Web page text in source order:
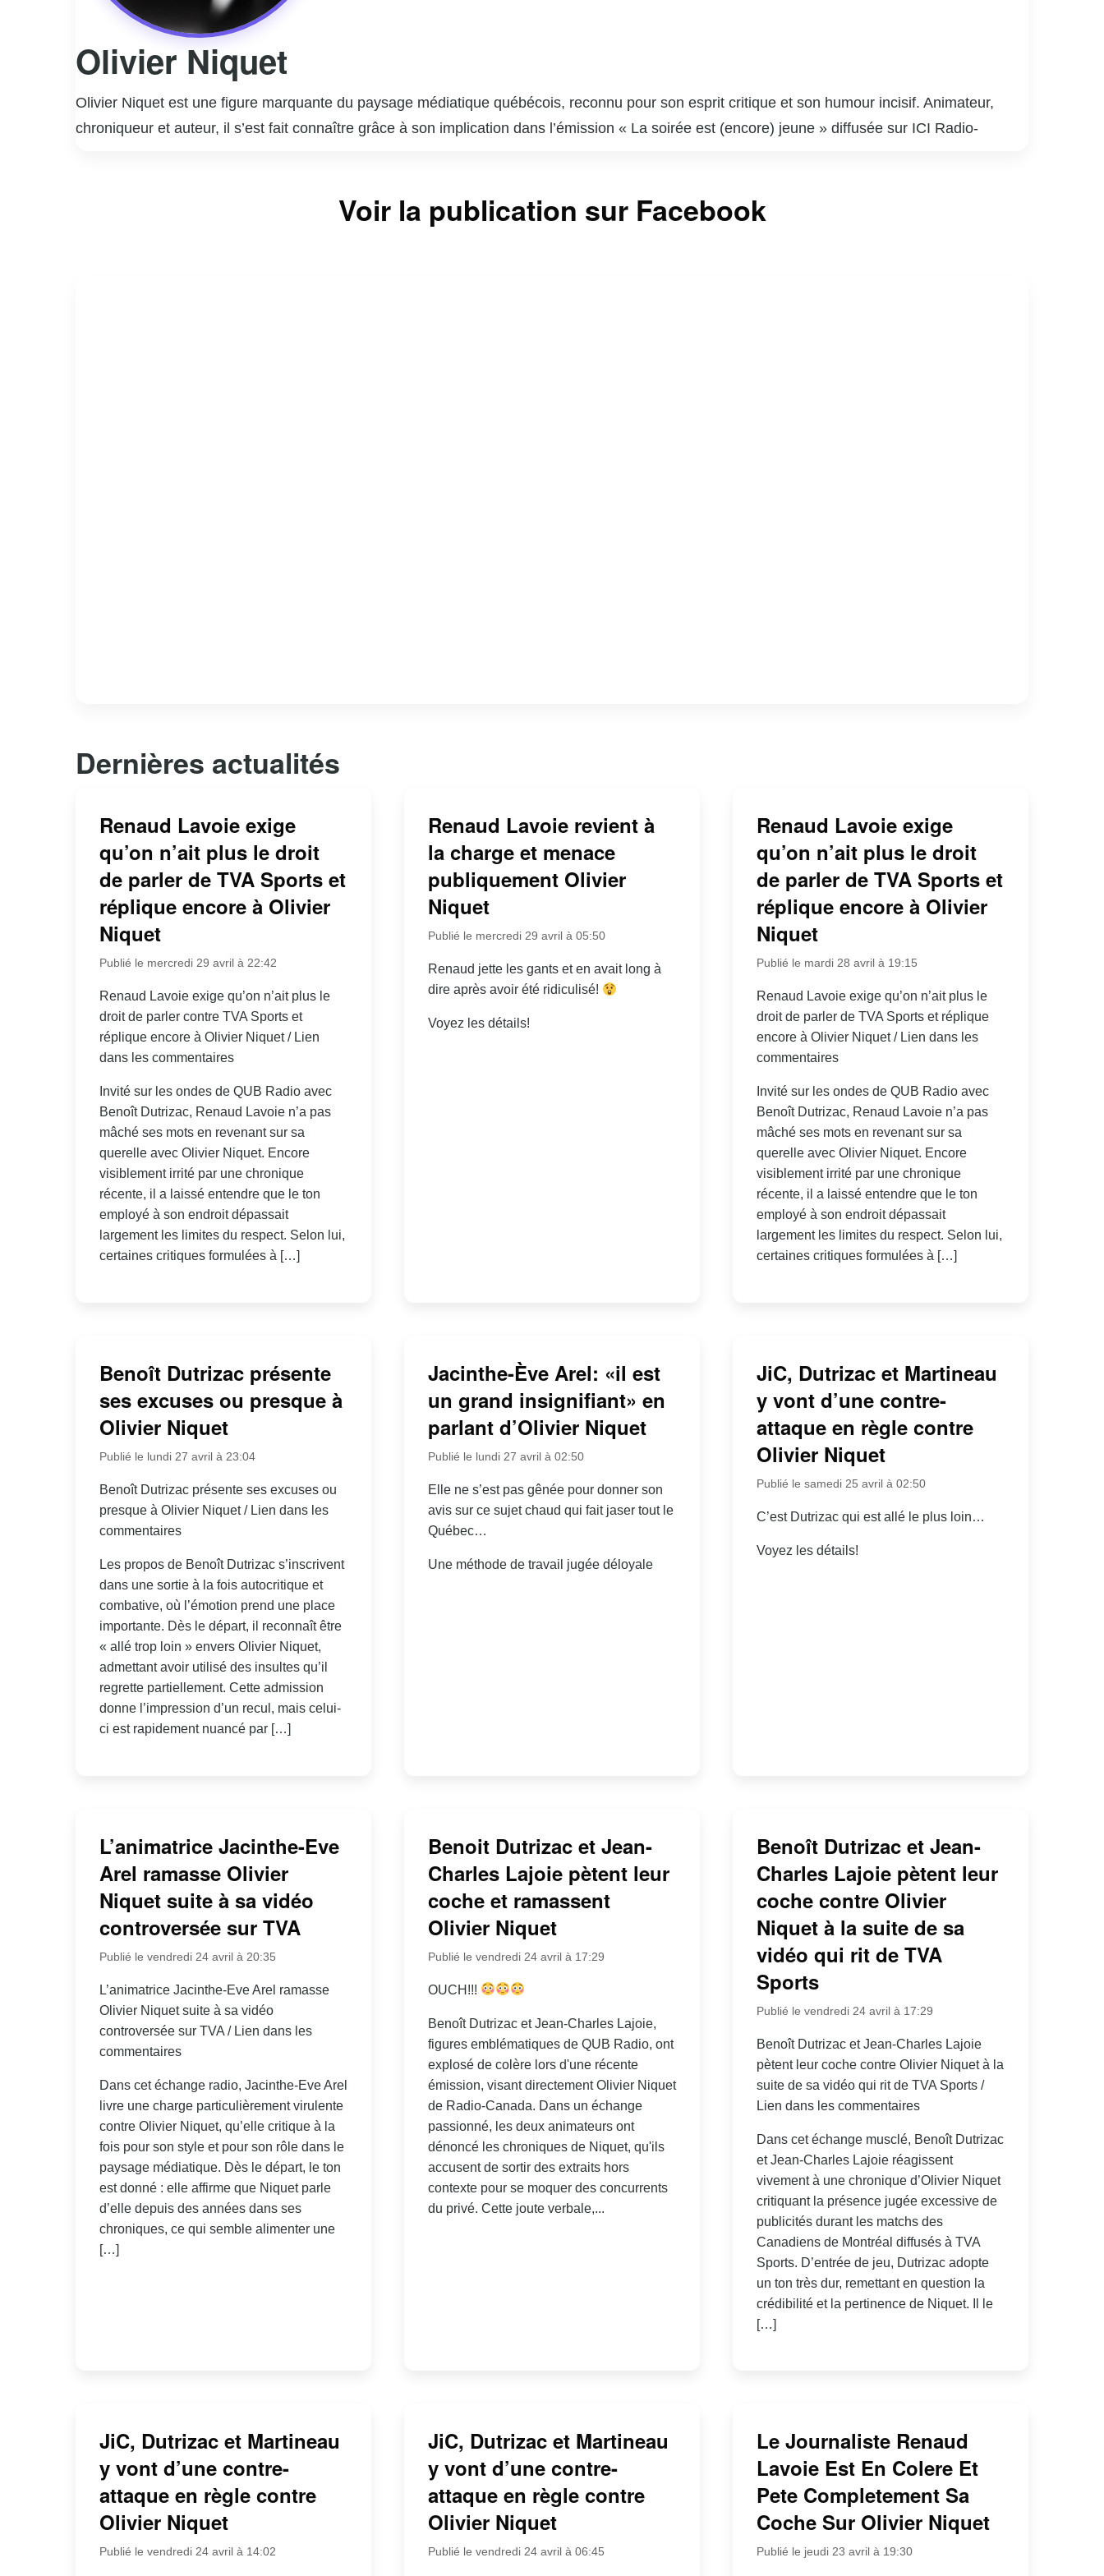
Olivier Niquet
Olivier Niquet est une figure marquante du paysage médiatique québécois, reconnu pour son esprit critique et son humour incisif. Animateur,
chroniqueur et auteur, il s’est fait connaître grâce à son implication dans l’émission « La soirée est (encore) jeune » diffusée sur ICI Radio-
la société contemporaine. Son approche décalée et son regard acéré sur l’actualité font de lui une voix incontournable pour ceux qui cherchent à
Voir la publication sur Facebook
Dernières actualités
Renaud Lavoie exige
qu’on n’ait plus le droit
de parler de TVA Sports et
réplique encore à Olivier
Niquet
Publié le mercredi 29 avril à 22:42
Renaud Lavoie exige qu’on n’ait plus le
droit de parler contre TVA Sports et
réplique encore à Olivier Niquet / Lien
dans les commentaires
Invité sur les ondes de QUB Radio avec
Benoît Dutrizac, Renaud Lavoie n’a pas
mâché ses mots en revenant sur sa
querelle avec Olivier Niquet. Encore
visiblement irrité par une chronique
récente, il a laissé entendre que le ton
employé à son endroit dépassait
largement les limites du respect. Selon lui,
certaines critiques formulées à […]
Renaud Lavoie revient à
la charge et menace
publiquement Olivier
Niquet
Publié le mercredi 29 avril à 05:50
Renaud jette les gants et en avait long à
dire après avoir été ridiculisé!
Voyez les détails!
Renaud Lavoie exige
qu’on n’ait plus le droit
de parler de TVA Sports et
réplique encore à Olivier
Niquet
Publié le mardi 28 avril à 19:15
Renaud Lavoie exige qu’on n’ait plus le
droit de parler de TVA Sports et réplique
encore à Olivier Niquet / Lien dans les
commentaires
Invité sur les ondes de QUB Radio avec
Benoît Dutrizac, Renaud Lavoie n’a pas
mâché ses mots en revenant sur sa
querelle avec Olivier Niquet. Encore
visiblement irrité par une chronique
récente, il a laissé entendre que le ton
employé à son endroit dépassait
largement les limites du respect. Selon lui,
certaines critiques formulées à […]
Benoît Dutrizac présente
ses excuses ou presque à
Olivier Niquet
Publié le lundi 27 avril à 23:04
Benoît Dutrizac présente ses excuses ou
presque à Olivier Niquet / Lien dans les
commentaires
Les propos de Benoît Dutrizac s’inscrivent
dans une sortie à la fois autocritique et
combative, où l’émotion prend une place
importante. Dès le départ, il reconnaît être
« allé trop loin » envers Olivier Niquet,
admettant avoir utilisé des insultes qu’il
regrette partiellement. Cette admission
donne l’impression d’un recul, mais celui-
ci est rapidement nuancé par […]
Jacinthe-Ève Arel: «il est
un grand insignifiant» en
parlant d’Olivier Niquet
Publié le lundi 27 avril à 02:50
Elle ne s’est pas gênée pour donner son
avis sur ce sujet chaud qui fait jaser tout le
Québec…
Une méthode de travail jugée déloyale
JiC, Dutrizac et Martineau
y vont d’une contre-
attaque en règle contre
Olivier Niquet
Publié le samedi 25 avril à 02:50
C’est Dutrizac qui est allé le plus loin…
Voyez les détails!
L’animatrice Jacinthe-Eve
Arel ramasse Olivier
Niquet suite à sa vidéo
controversée sur TVA
Publié le vendredi 24 avril à 20:35
L’animatrice Jacinthe-Eve Arel ramasse
Olivier Niquet suite à sa vidéo
controversée sur TVA / Lien dans les
commentaires
Dans cet échange radio, Jacinthe-Eve Arel
livre une charge particulièrement virulente
contre Olivier Niquet, qu’elle critique à la
fois pour son style et pour son rôle dans le
paysage médiatique. Dès le départ, le ton
est donné : elle affirme que Niquet parle
d’elle depuis des années dans ses
chroniques, ce qui semble alimenter une
[…]
Benoit Dutrizac et Jean-
Charles Lajoie pètent leur
coche et ramassent
Olivier Niquet
Publié le vendredi 24 avril à 17:29
OUCH!!!
Benoît Dutrizac et Jean-Charles Lajoie,
figures emblématiques de QUB Radio, ont
explosé de colère lors d'une récente
émission, visant directement Olivier Niquet
de Radio-Canada. Dans un échange
passionné, les deux animateurs ont
dénoncé les chroniques de Niquet, qu'ils
accusent de sortir des extraits hors
contexte pour se moquer des concurrents
du privé. Cette joute verbale,...
Benoît Dutrizac et Jean-
Charles Lajoie pètent leur
coche contre Olivier
Niquet à la suite de sa
vidéo qui rit de TVA
Sports
Publié le vendredi 24 avril à 17:29
Benoît Dutrizac et Jean-Charles Lajoie
pètent leur coche contre Olivier Niquet à la
suite de sa vidéo qui rit de TVA Sports /
Lien dans les commentaires
Dans cet échange musclé, Benoît Dutrizac
et Jean-Charles Lajoie réagissent
vivement à une chronique d’Olivier Niquet
critiquant la présence jugée excessive de
publicités durant les matchs des
Canadiens de Montréal diffusés à TVA
Sports. D’entrée de jeu, Dutrizac adopte
un ton très dur, remettant en question la
crédibilité et la pertinence de Niquet. Il le
[…]
JiC, Dutrizac et Martineau
y vont d’une contre-
attaque en règle contre
Olivier Niquet
Publié le vendredi 24 avril à 14:02
JiC, Dutrizac et Martineau
y vont d’une contre-
attaque en règle contre
Olivier Niquet
Publié le vendredi 24 avril à 06:45
Le Journaliste Renaud
Lavoie Est En Colere Et
Pete Completement Sa
Coche Sur Olivier Niquet
Publié le jeudi 23 avril à 19:30